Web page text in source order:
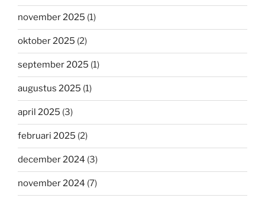
november 2025 (1)
oktober 2025 (2)
september 2025 (1)
augustus 2025 (1)
april 2025 (3)
februari 2025 (2)
december 2024 (3)
november 2024 (7)